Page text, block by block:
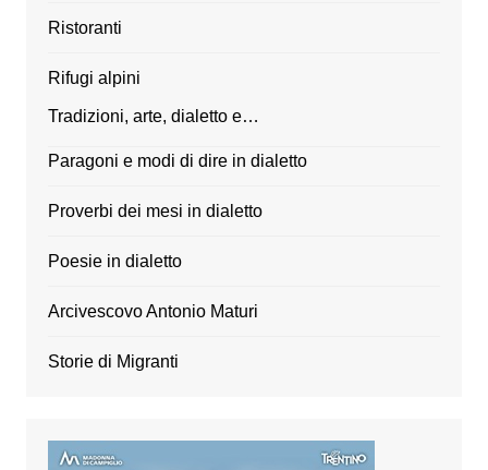
Ristoranti
Rifugi alpini
Tradizioni, arte, dialetto e…
Paragoni e modi di dire in dialetto
Proverbi dei mesi in dialetto
Poesie in dialetto
Arcivescovo Antonio Maturi
Storie di Migranti